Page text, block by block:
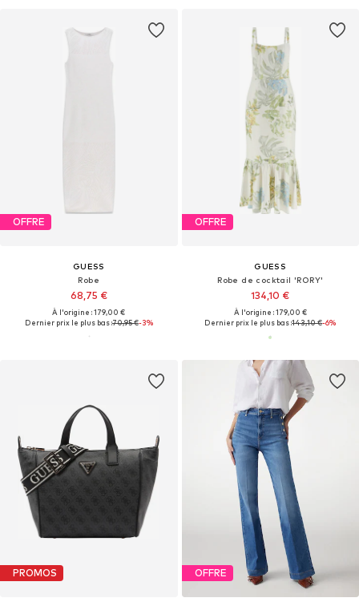
OFFRE
GUESS
Robe
68,75 €
À l'origine : 179,00 €
Dernier prix le plus bas :70,95 €-3%
OFFRE
GUESS
Robe de cocktail 'RORY'
134,10 €
À l'origine : 179,00 €
Dernier prix le plus bas :143,10 €-6%
PROMOS OFFRE